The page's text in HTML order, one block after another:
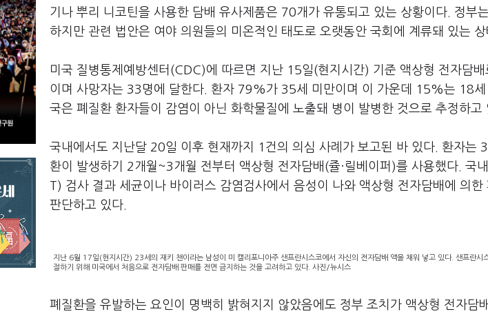
기나 뿌리 니코틴을 사용한 담배 유사제품은 70개가 유통되고 있는 상황이다. 정부
하지만 관련 법안은 여야 의원들의 미온적인 태도로 오랫동안 국회에 계류돼 있는 상
미국 질병통제예방센터(CDC)에 따르면 지난 15일(현지시간) 기준 액상형 전자담
이며 사망자는 33명에 달한다. 환자 79%가 35세 미만이며 이 가운데 15%는 18세
국은 폐질환 환자들이 감염이 아닌 화학물질에 노출돼 병이 발병한 것으로 추정하고
국내에서도 지난달 20일 이후 현재까지 1건의 의심 사례가 보고된 바 있다. 환자는
환이 발생하기 2개월~3개월 전부터 액상형 전자담배(쥴·릴베이퍼)를 사용했다. 국
T) 검사 결과 세균이나 바이러스 감염검사에서 음성이 나와 액상형 전자담배에 의
판단하고 있다.
지난 6월 17일(현지시간) 23세의 재키 챈이라는 남성이 미 캘리포니아주 샌프란시스코에서 자신의 전자담배 액을 채워 넣고 있다. 샌프란시
절하기 위해 미국에서 처음으로 전자담배 판매를 전면 금지하는 것을 고려하고 있다. 사진/뉴시스
폐질환을 유발하는 요인이 명백히 밝혀지지 않았음에도 정부 조치가 액상형 전자담